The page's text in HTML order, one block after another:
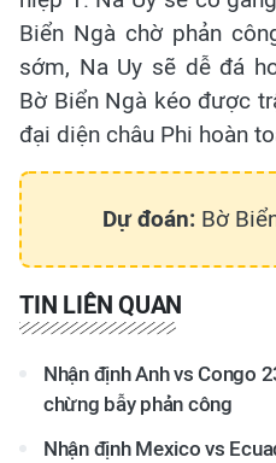
Biển Ngà chờ phản
sớm, Na Uy sẽ dễ đá
Bờ Biển Ngà kéo được
đại diện châu Phi hoàn
Dự đoán: Bờ
TIN LIÊN QUAN
Nhận định Anh vs Congo
chừng bẫy phản công
Nhận định Mexico vs